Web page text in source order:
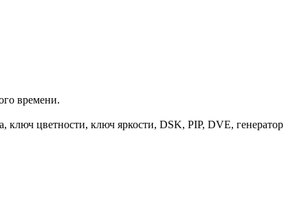
времени.
цветности, ключ яркости, DSK, PIP, DVE, генератор